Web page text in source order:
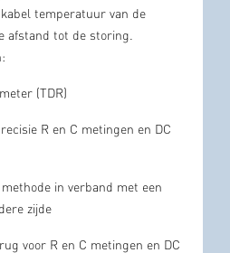
temperatuur van de
afstand tot de storing.
(TDR)
R en C metingen en DC
in verband met een
zijde
voor R en C metingen en DC